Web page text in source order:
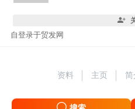
自登录于贸发网
资料 主页 简